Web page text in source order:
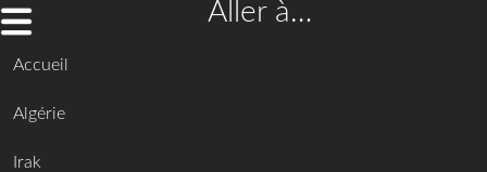
Aller à…
Accueil
Algérie
Irak